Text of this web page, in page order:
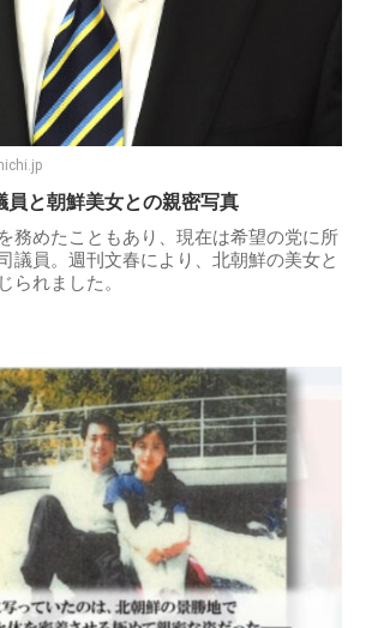
員と朝鮮美女との親密写真
務めたこともあり、現在は希望の党に所
議員。週刊文春により、北朝鮮の美女と
られました。